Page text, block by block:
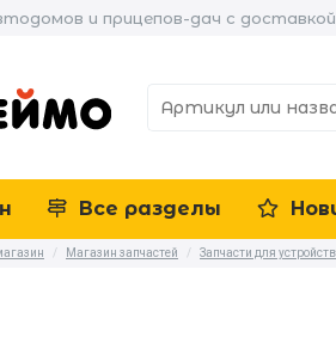
и прицепов-дач с
Все разделы
/ Магазин запчастей / Запчасти для